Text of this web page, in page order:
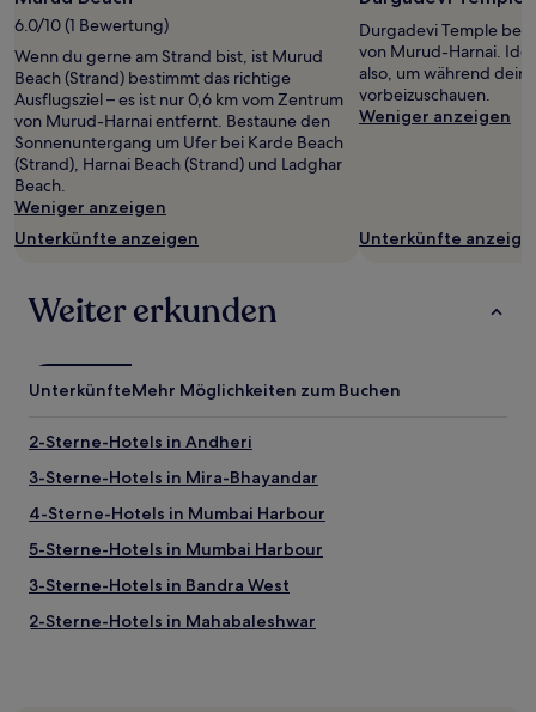
1 Übernachtung
2 Erwachsenen
gefunden
wurde.
Preise
und
Verfügbarkeiten
können
sich
ändern.
zusätzliche
Bedingungen
6.0/10 (1 Bewertung)
Wenn du gerne am Strand bist, ist Murud
Beach (Strand) bestimmt das richtige
Ausflugsziel – es ist nur 0,6 km vom Zentrum
von Murud-Harnai entfernt. Bestaune den
Sonnenuntergang um Ufer bei Karde Beach
(Strand), Harnai Beach (Strand) und Ladghar
Beach.
Weniger anzeigen
Unterkünfte anzeigen
Durgadevi Temple
von Murud-Harnai.
also, um während
vorbeizuschauen.
Weniger anzeigen
Unterkünfte
Weiter erkunden
UnterkünfteMehr Möglichkeiten zum Buchen
2-Sterne-Hotels in Andheri
3-Sterne-Hotels in Mira-Bhayandar
4-Sterne-Hotels in Mumbai Harbour
5-Sterne-Hotels in Mumbai Harbour
3-Sterne-Hotels in Bandra West
2-Sterne-Hotels in Mahabaleshwar